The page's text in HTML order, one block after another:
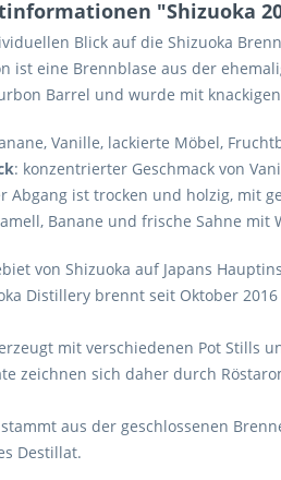
"Shizuoka
Blick auf die Shizuoka
ist eine Brennblase aus der
Barrel und wurde mit
Vanille, lackierte Möbel,
: konzentrierter Geschmack von
Abgang ist trocken und holzig, mit
Banane und frische Sahne mit
von Shizuoka auf Japans
Distillery brennt seit Oktober
mit verschiedenen Pot Stills
zeichnen sich daher durch
stammt aus der geschlossenen
Destillat.